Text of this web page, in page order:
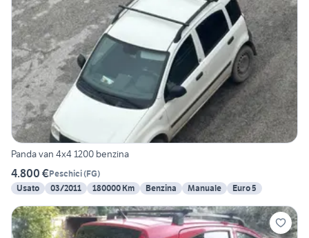
Panda van 4x4 1200 benzina
4.800 €Peschici(FG)
Usato
03/2011 180000 Km Benzina Manuale Euro 5